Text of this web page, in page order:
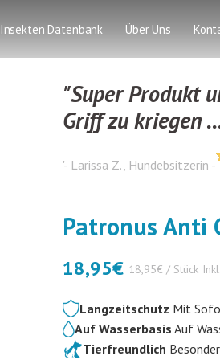
Insekten Datenbank Über Uns
"Super Produkt
Griff zu kriegen
'- Larissa Z., Hundebsitzerin -
Patronus Anti
18,95€ 18,95€ / Stück
Langzeitschutz Mit
Auf Wasserbasis Auf
Tierfreundlich